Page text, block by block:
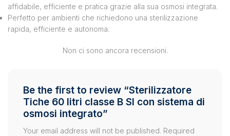
affidabile, efficiente e pratica grazie alla sua osmosi integrata.
Perfetto per ambienti che richiedono una sterilizzazione
rapida, efficiente e autonoma.
Non ci sono ancora recensioni.
Be the first to review “Sterilizzatore
Tiche 60 litri classe B SI con sistema di
osmosi integrato”
Your email address will not be published. Required